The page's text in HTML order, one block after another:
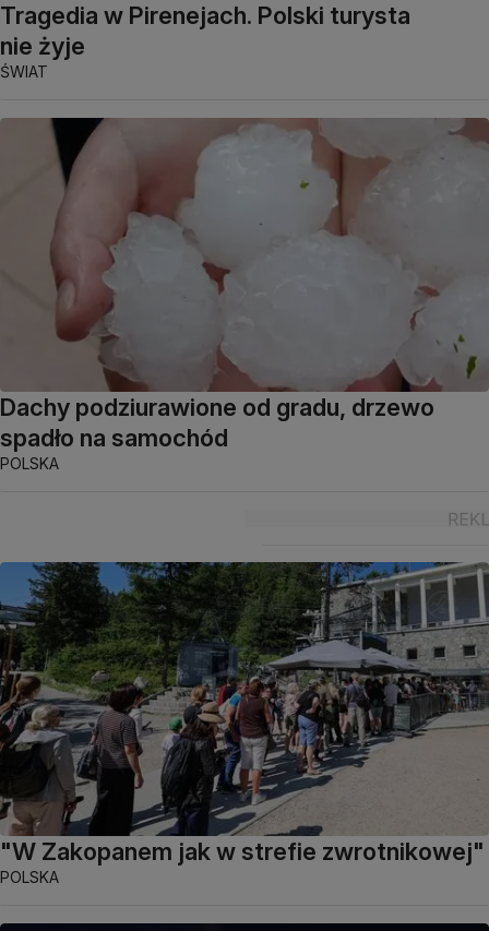
Tragedia w Pirenejach. Polski turysta
nie żyje
ŚWIAT
Dachy podziurawione od gradu, drzewo
spadło na samochód
POLSKA
"W Zakopanem jak w strefie zwrotnikowej"
POLSKA